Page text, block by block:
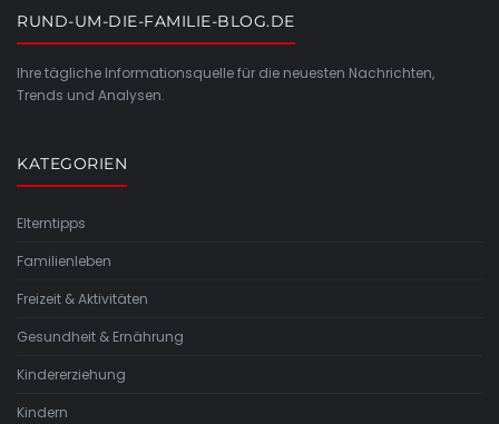
RUND-UM-DIE-FAMILIE-BLOG.DE
Ihre tägliche Informationsquelle für die neuesten Nachrichten,
Trends und Analysen.
KATEGORIEN
Elterntipps
Familienleben
Freizeit & Aktivitäten
Gesundheit & Ernährung
Kindererziehung
Kindern